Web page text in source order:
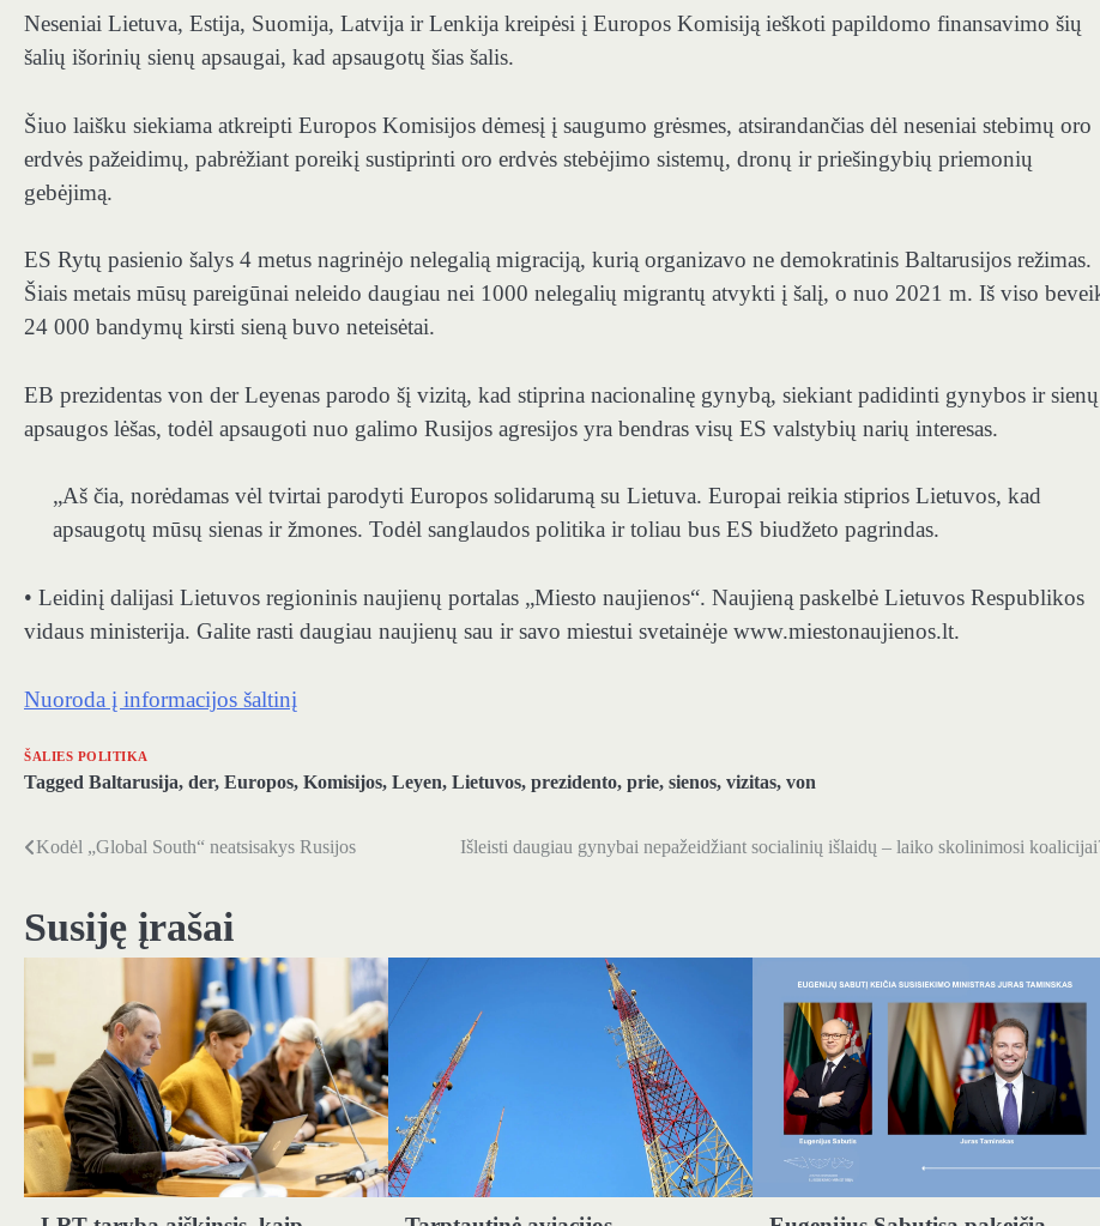
Neseniai Lietuva, Estija, Suomija, Latvija ir Lenkija kreipėsi į Europos Komisiją ieškoti papildomo finansavimo šių
šalių išorinių sienų apsaugai, kad apsaugotų šias šalis.
Šiuo laišku siekiama atkreipti Europos Komisijos dėmesį į saugumo grėsmes, atsirandančias dėl neseniai stebimų oro
erdvės pažeidimų, pabrėžiant poreikį sustiprinti oro erdvės stebėjimo sistemų, dronų ir priešingybių priemonių
gebėjimą.
ES Rytų pasienio šalys 4 metus nagrinėjo nelegalią migraciją, kurią organizavo ne demokratinis Baltarusijos režimas.
Šiais metais mūsų pareigūnai neleido daugiau nei 1000 nelegalių migrantų atvykti į šalį, o nuo 2021 m. Iš viso
24 000 bandymų kirsti sieną buvo neteisėtai.
EB prezidentas von der Leyenas parodo šį vizitą, kad stiprina nacionalinę gynybą, siekiant padidinti gynybos ir sienų
apsaugos lėšas, todėl apsaugoti nuo galimo Rusijos agresijos yra bendras visų ES valstybių narių interesas.
„Aš čia, norėdamas vėl tvirtai parodyti Europos solidarumą su Lietuva. Europai reikia stiprios Lietuvos, kad
apsaugotų mūsų sienas ir žmones. Todėl sanglaudos politika ir toliau bus ES biudžeto pagrindas.
• Leidinį dalijasi Lietuvos regioninis naujienų portalas „Miesto naujienos“. Naujieną paskelbė Lietuvos Respublikos
vidaus ministerija. Galite rasti daugiau naujienų sau ir savo miestui svetainėje www.miestonaujienos.lt.
Nuoroda į informacijos šaltinį
ŠALIES POLITIKA
Tagged Baltarusija, der, Europos, Komisijos, Leyen, Lietuvos, prezidento, prie, sienos, vizitas, von
Navigacija
įrašų
Kodėl „Global South“ neatsisakys Rusijos Išleisti daugiau gynybai nepažeidžiant socialinių išlaidų – laiko skolinimosi
Susiję įrašai